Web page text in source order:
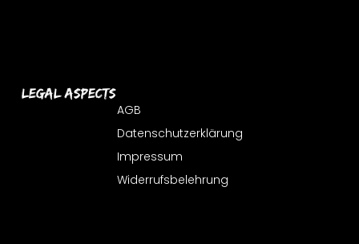
Legal Aspects
AGB
Datenschutzerklärung
Impressum
Widerrufsbelehrung